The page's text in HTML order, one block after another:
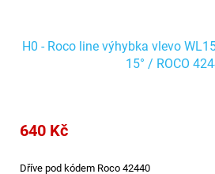
H0 - Roco line výhybka vlevo
15° / ROCO
640 Kč
Dříve pod kódem Roco 42440